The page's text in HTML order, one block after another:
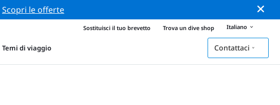
Scopri le offerte
Sostituisci il tuo brevetto Trova un dive shop Italiano
Temi di viaggio Contattaci